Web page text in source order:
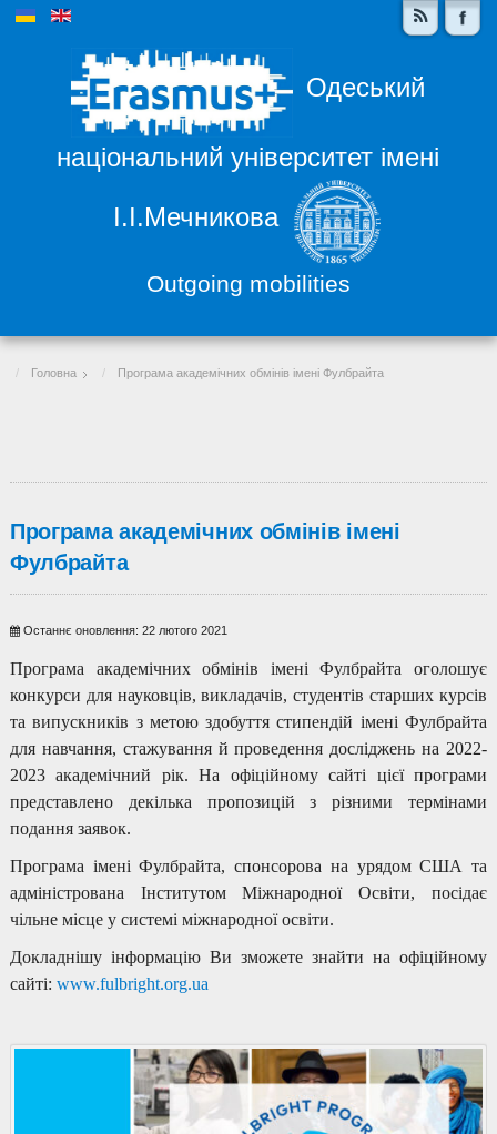
Одеський
національний університет імені
І.І.Мечникова
Outgoing mobilities
Головна Програма академічних обмінів імені Фулбрайта
Програма академічних обмінів імені
Фулбрайта
Останнє оновлення: 22 лютого 2021
Програма академічних обмінів імені Фулбрайта оголошує
конкурси для науковців, викладачів, студентів старших курсів
та випускників з метою здобуття стипендій імені Фулбрайта
для навчання, стажування й проведення досліджень на 2022-
2023 академічний рік. На офіційному сайті цієї програми
представлено декілька пропозицій з різними термінами
подання заявок.
Програма імені Фулбрайта, спонсорова на урядом США та
адміністрована Інститутом Міжнародної Освіти, посідає
чільне місце у системі міжнародної освіти.
Докладнішу інформацію Ви зможете знайти на офіційному
сайті: www.fulbright.org.ua